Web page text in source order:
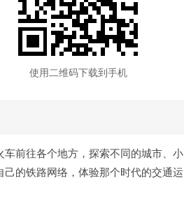
使用二维码下载到手机
前往各个地方，探索不同的城市、小
的铁路网络，体验那个时代的交通运